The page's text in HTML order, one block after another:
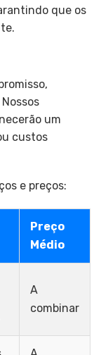
que os
um
custos
e preços:
Preço
Médio
A
combinar